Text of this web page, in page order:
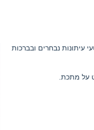
מתעד בקטעי עיתונות נבחרים ובברכות
על מתכת.